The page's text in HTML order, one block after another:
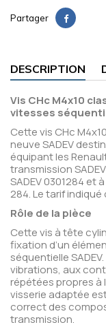
Partager
DESCRIPTION
Vis CHc M4x10
vitesses
Cette vis CHc
neuve SADEV
équipant les
transmission
SADEV 0301284 et
284. Le tarif indiqué
Rôle de la pièce
Cette vis à tête
fixation d’un
séquentielle
vibrations, aux
répétées propres à
visserie adaptée
correct des
transmission.